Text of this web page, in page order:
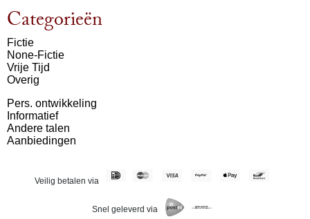
Categorieën
Fictie
None-Fictie
Vrije Tijd
Overig
Pers. ontwikkeling
Informatief
Andere talen
Aanbiedingen
Veilig betalen via
Snel geleverd via